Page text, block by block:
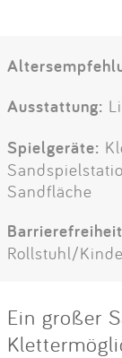
Ausstattung:
Spielgeräte:
Sandfläche
Rollstuhl/
Ein großer